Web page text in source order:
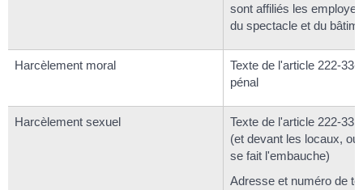
sont affiliés les
du spectacle et du
Harcèlement moral
Texte de l'article 222-33-
pénal
Harcèlement sexuel
Texte de l'article 222-33
(et devant les locaux, ou
se fait l'embauche)
Adresse et numéro de